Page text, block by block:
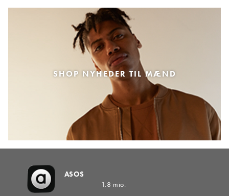
SHOP NYHEDER TIL MÆND
ASOS
1.8 mio.